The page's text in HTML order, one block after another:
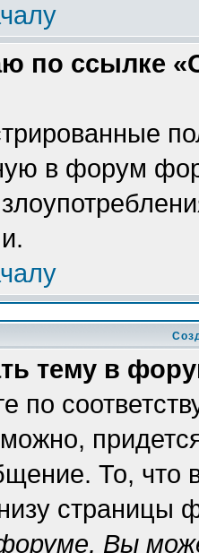
по ссылке
в форум
тему в
по
То,
страницы
Вы